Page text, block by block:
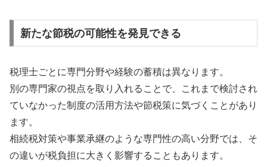
新たな節税の可能性を発見できる
税理士ごとに専門分野や経験の蓄積は異なります。
別の専門家の視点を取り入れることで、これまで検討され
ていなかった制度の活用方法や節税策に気づくことがあり
ます。
相続税対策や事業承継のような専門性の高い分野では、そ
の違いが税負担に大きく影響することもあります。